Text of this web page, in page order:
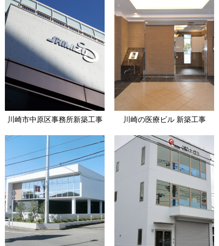
川崎市中原区事務所新築工事 川崎の医療ビル 新築工事